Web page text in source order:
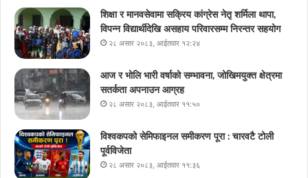
शिक्षा र मानवसेवामा सक्रिय कांग्रेस नेतृ शर्मिला थापा,
विपन्न विद्यार्थीदेखि असहाय परिवारसम्म निरन्तर सहयोग
२८ असार २०८३, आईतवार १२:२४
आज र भोलि भारी वर्षाको सम्भावना, जोखिमयुक्त क्षेत्रमा
सतर्कता अपनाउन आग्रह
२८ असार २०८३, आईतवार ११:५०
विश्वकपको सेमिफाइनल समीकरण पूरा : चारवटै टोली
पूर्वविजेता
२८ असार २०८३, आईतवार ११:३६